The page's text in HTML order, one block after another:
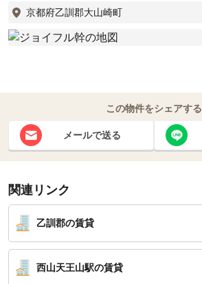
京都府乙訓郡大山崎町
この物件をシェアする
メールで送る
関連リンク
乙訓郡の賃貸
西山天王山駅の賃貸